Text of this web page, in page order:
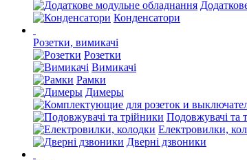
Конденсатори
Розетки, вимикачі
Розетки
Вимикачі
Рамки
Димеры
Подовжувачі та
Електровилки,
Дверні дзвоники